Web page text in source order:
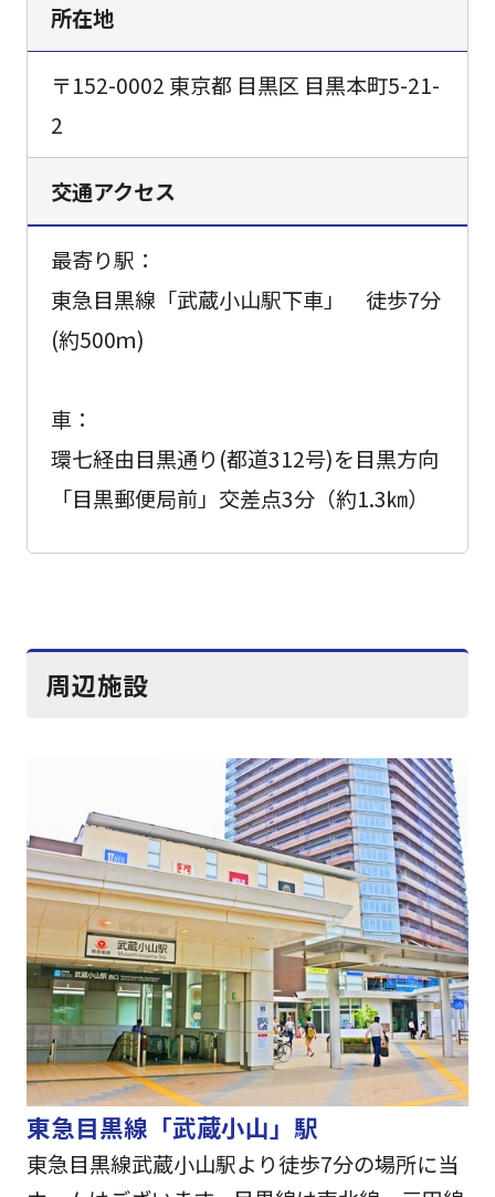
所在地
〒152-0002 東京都 目黒区 目黒本町5-21-
2
交通アクセス
最寄り駅：
東急目黒線「武蔵小山駅下車」 徒歩7分
(約500ｍ)
車：
環七経由目黒通り(都道312号)を目黒方向
「目黒郵便局前」交差点3分（約1.3㎞）
周辺施設
東急目黒線「武蔵小山」駅
東急目黒線武蔵小山駅より徒歩7分の場所に当